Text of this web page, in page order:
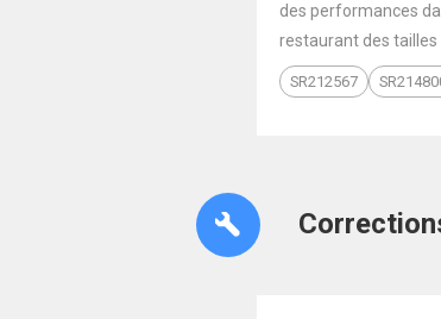
des performances
restaurant des
SR212567